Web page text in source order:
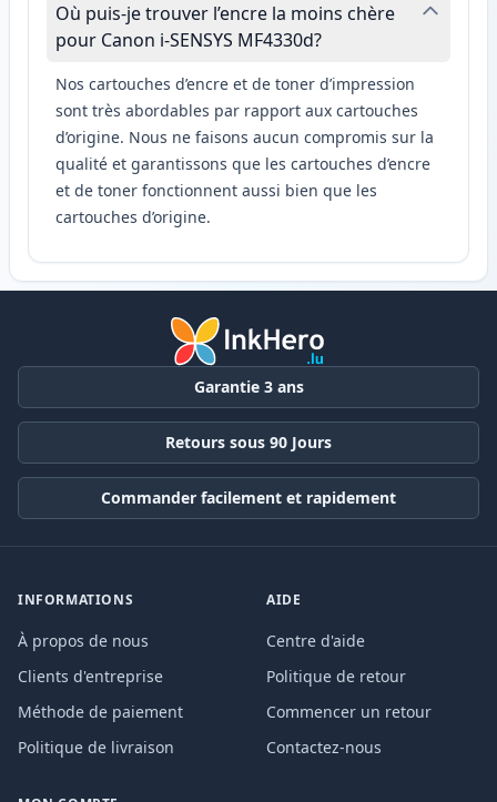
Où puis-je trouver l’encre la moins chère
pour Canon i-SENSYS MF4330d?
Nos cartouches d’encre et de toner d’impression
sont très abordables par rapport aux cartouches
d’origine. Nous ne faisons aucun compromis sur la
qualité et garantissons que les cartouches d’encre
et de toner fonctionnent aussi bien que les
cartouches d’origine.
Garantie 3 ans
Retours sous 90 Jours
Commander facilement et rapidement
INFORMATIONS
À propos de nous
Clients d'entreprise
Méthode de paiement
Politique de livraison
AIDE
Centre d'aide
Politique de retour
Commencer un retour
Contactez-nous